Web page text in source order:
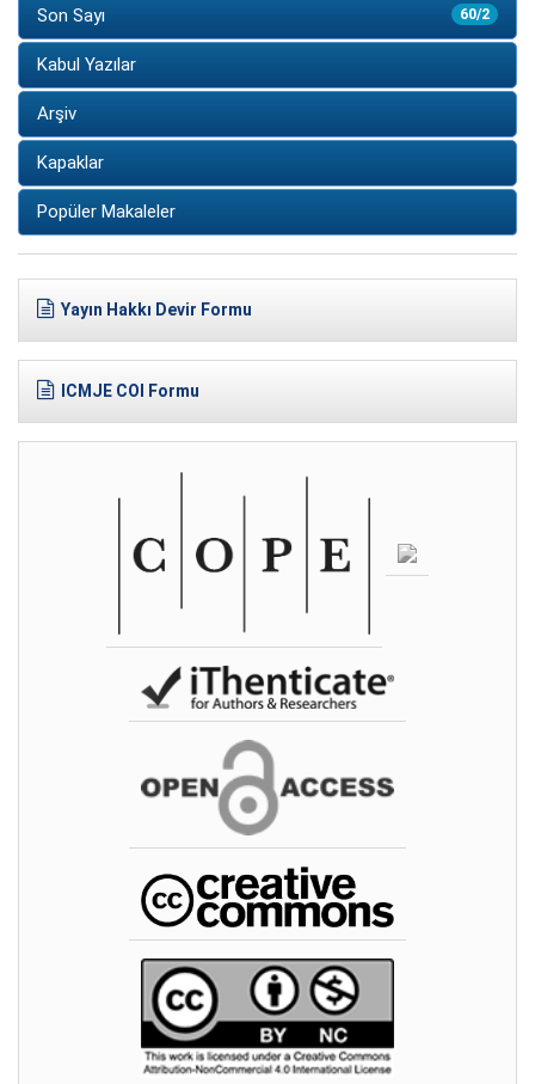
60/2
Son Sayı
Kabul Yazılar
Arşiv
Kapaklar
Popüler Makaleler
Yayın Hakkı Devir Formu
ICMJE COI Formu